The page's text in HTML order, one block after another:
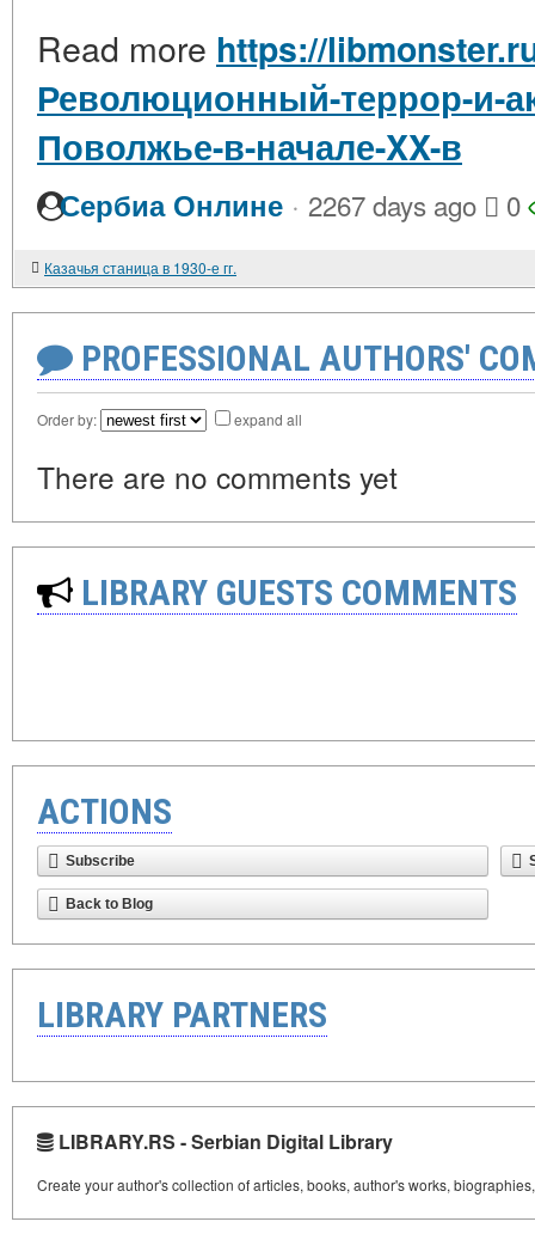
Read more https://
Революционный-террор-и-
Поволжье-в-начале-XX-в
Сербиа Онлине · 2267 days ago 0
Казачья станица в 1930-е гг.
PROFESSIONAL AUTHORS'
Order by: expand all
There are no comments yet
LIBRARY GUESTS COMMENTS
ACTIONS
Subscribe
Back to Blog
LIBRARY PARTNERS
LIBRARY.RS - Serbian Digital Library
Create your author's collection of articles, books, author's works,